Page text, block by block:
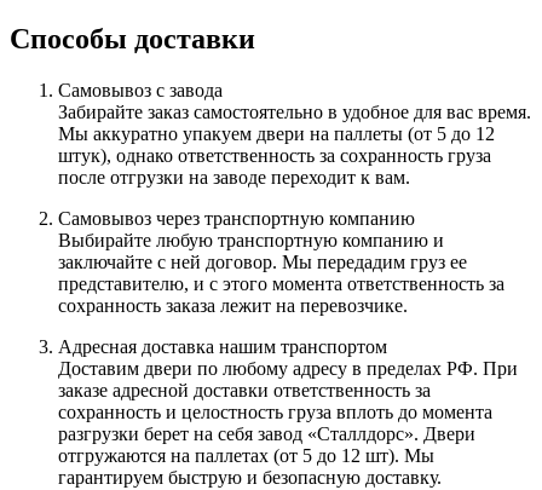
Способы доставки
Самовывоз с завода
Забирайте заказ самостоятельно в удобное для вас время.
Мы аккуратно упакуем двери на паллеты (от 5 до 12
штук), однако ответственность за сохранность груза
после отгрузки на заводе переходит к вам.
Самовывоз через транспортную компанию
Выбирайте любую транспортную компанию и
заключайте с ней договор. Мы передадим груз ее
представителю, и с этого момента ответственность за
сохранность заказа лежит на перевозчике.
Адресная доставка нашим транспортом
Доставим двери по любому адресу в пределах РФ. При
заказе адресной доставки ответственность за
сохранность и целостность груза вплоть до момента
разгрузки берет на себя завод «Сталлдорс». Двери
отгружаются на паллетах (от 5 до 12 шт). Мы
гарантируем быструю и безопасную доставку.